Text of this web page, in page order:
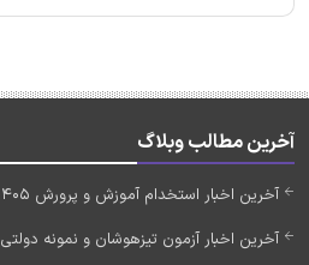
آخرین مطالب وبلاگ
آخرین اخبار استخدام آموزش و پرورش 1405 (به زودی)
آخرین اخبار آزمون تیزهوشان و نمونه دولتی